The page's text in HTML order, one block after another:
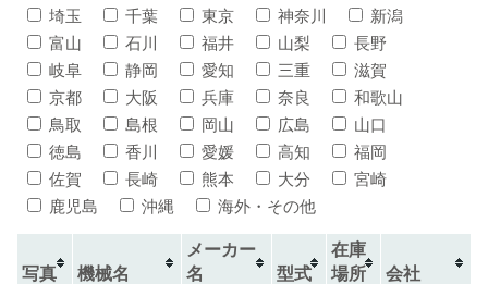
埼玉
千葉 東京 神奈川
新潟
富山
石川 福井 山梨
長野
岐阜
静岡 愛知 三重
滋賀
京都
大阪 兵庫 奈良
和歌山
鳥取
島根 岡山 広島
山口
徳島
香川 愛媛 高知
福岡
佐賀
長崎 熊本 大分
宮崎
鹿児島
沖縄 海外・その他
写真 機械名
メーカー
名
型式
在庫
場所
会社